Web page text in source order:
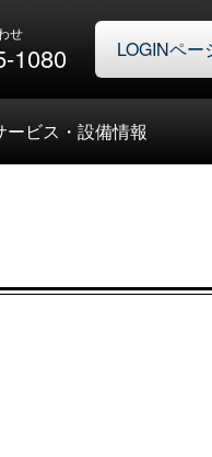
せ
1080
ービス・設備情報